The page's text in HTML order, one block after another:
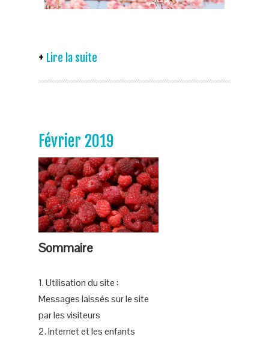
Lire la suite
Février 2019
Sommaire
1. Utilisation du site :
Messages laissés sur le site
par les visiteurs
2. Internet et les enfants